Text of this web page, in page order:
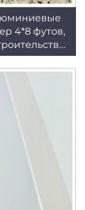
4*8 футов,
ACP